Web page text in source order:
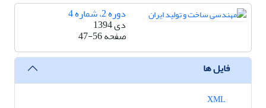
دوره 2، شماره 4
دی 1394
صفحه47-56
فایل ها